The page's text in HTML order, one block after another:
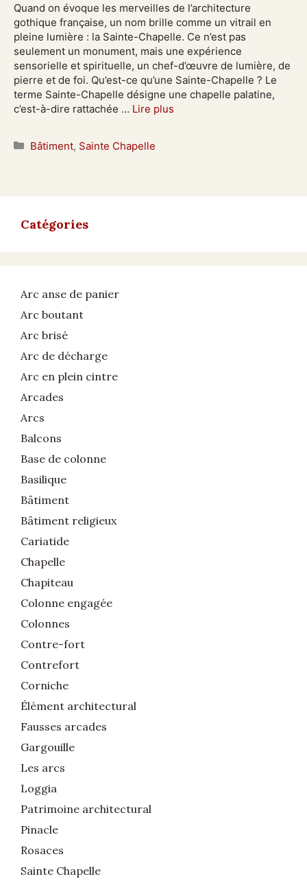
Quand on évoque les merveilles de l’architecture
gothique française, un nom brille comme un vitrail en
pleine lumière : la Sainte-Chapelle. Ce n’est pas
seulement un monument, mais une expérience
sensorielle et spirituelle, un chef-d’œuvre de lumière, de
pierre et de foi. Qu’est-ce qu’une Sainte-Chapelle ? Le
terme Sainte-Chapelle désigne une chapelle palatine,
c’est-à-dire rattachée … Lire plus
Catégories
Bâtiment, Sainte Chapelle
Catégories
Arc anse de panier
Arc boutant
Arc brisé
Arc de décharge
Arc en plein cintre
Arcades
Arcs
Balcons
Base de colonne
Basilique
Bâtiment
Bâtiment religieux
Cariatide
Chapelle
Chapiteau
Colonne engagée
Colonnes
Contre-fort
Contrefort
Corniche
Élément architectural
Fausses arcades
Gargouille
Les arcs
Loggia
Patrimoine architectural
Pinacle
Rosaces
Sainte Chapelle